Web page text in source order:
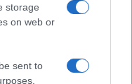
storage
on web or
sent to
senza una
una
disponibili